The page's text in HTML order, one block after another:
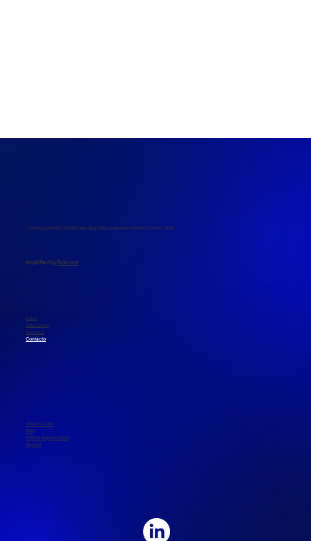
Green Castle
Blog
Política de privacidad
Bluprint
Inicio
Soluciones
Nosotros
Contacto
Construyendo fortalezas digitales para un mundo conectado.
​Amplified by Foxconn